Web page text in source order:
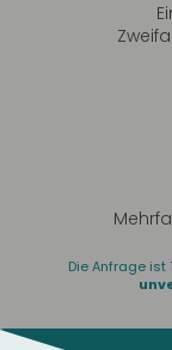
Die Anfrage ist